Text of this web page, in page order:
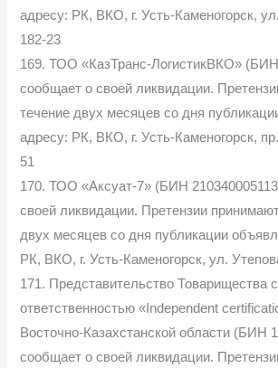
адресу: РК, ВКО, г. Усть-Каменогорск,
182-23
169. ТОО «КазТранс-ЛогистикВКО» (БИН
сообщает о своей ликвидации.
течение двух месяцев со дня
адресу: РК, ВКО, г. Усть-Каменогорск,
51
170. ТОО «Аксуат-7» (БИН
своей ликвидации. Претензии
двух месяцев со дня публикации
РК, ВКО, г. Усть-Каменогорск, ул.
171. Представительство Товарищества
ответственностью «Independent
Восточно-Казахстанской области (БИН
сообщает о своей ликвидации.